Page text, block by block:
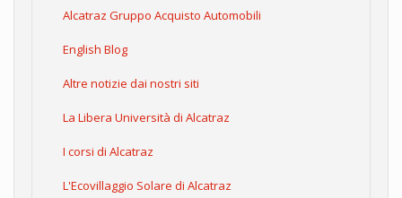
Alcatraz Gruppo Acquisto Automobili
English Blog
Altre notizie dai nostri siti
La Libera Università di Alcatraz
I corsi di Alcatraz
L'Ecovillaggio Solare di Alcatraz